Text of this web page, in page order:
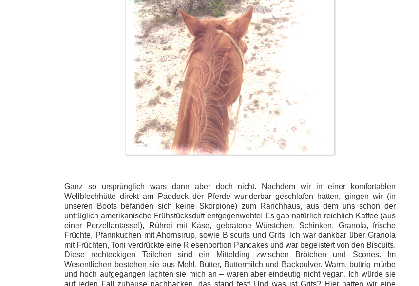
Ganz so ursprünglich wars dann aber doch nicht. Nachdem wir in einer komfortablen
Wellblechhütte direkt am Paddock der Pferde wunderbar geschlafen hatten, gingen wir (in
unseren Boots befanden sich keine Skorpione) zum Ranchhaus, aus dem uns schon der
untrüglich amerikanische Frühstücksduft entgegenwehte! Es gab natürlich reichlich Kaffee (aus
einer Porzellantasse!), Rührei mit Käse, gebratene Würstchen, Schinken, Granola, frische
Früchte, Pfannkuchen mit Ahornsirup, sowie Biscuits und Grits. Ich war dankbar über Granola
mit Früchten, Toni verdrückte eine Riesenportion Pancakes und war begeistert von den Biscuits.
Diese rechteckigen Teilchen sind ein Mittelding zwischen Brötchen und Scones. Im
Wesentlichen bestehen sie aus Mehl, Butter, Buttermilch und Backpulver. Warm, buttrig mürbe
und hoch aufgegangen lachten sie mich an – waren aber eindeutig nicht vegan. Ich würde sie
auf jeden Fall zuhause nachbacken, das stand fest! Und was ist Grits? Hier hatten wir eine